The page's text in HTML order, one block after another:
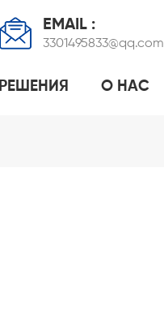
EMAIL :
3301495833@qq.com
РЕШЕНИЯ О НАС